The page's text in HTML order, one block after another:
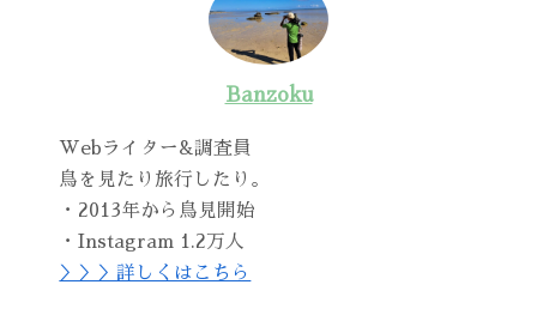
Banzoku
Webライター&調査員
鳥を見たり旅行したり。
・2013年から鳥見開始
・Instagram 1.2万人
＞＞＞詳しくはこちら